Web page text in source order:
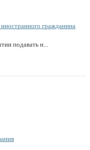
гражданина
подавать н...